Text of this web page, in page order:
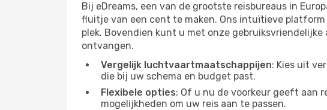
Bij eDreams, een van de grootste reisbureaus in
fluitje van een cent te maken. Ons intuïtieve
plek. Bovendien kunt u met onze
ontvangen.
Vergelijk luchtvaartmaatschappijen: Kies uit
die bij uw schema en budget past.
Flexibele opties: Of u nu de voorkeur geeft aan
mogelijkheden om uw reis aan te passen.